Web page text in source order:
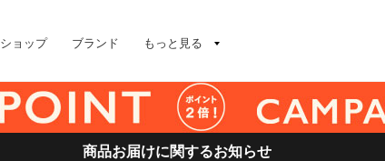
ショップ ブランド もっと見る
商品お届けに関するお知らせ